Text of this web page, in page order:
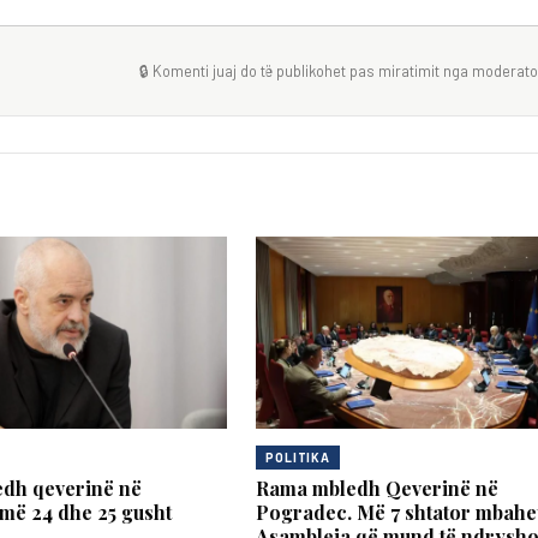
🔒 Komenti juaj do të publikohet pas miratimit nga
qeverinë në
24 dhe 25 gusht
POLITIKA
Rama mbledh Qeverinë në
Pogradec. Më 7 shtator